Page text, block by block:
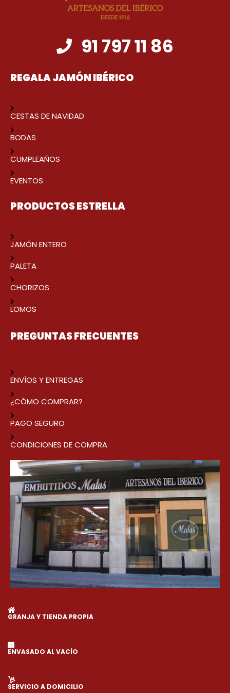
91 797 11 86
REGALA JAMÓN IBÉRICO
CESTAS DE NAVIDAD
BODAS
CUMPLEAÑOS
EVENTOS
PRODUCTOS ESTRELLA
JAMÓN ENTERO
PALETA
CHORIZOS
LOMOS
PREGUNTAS FRECUENTES
ENVÍOS Y ENTREGAS
¿CÓMO COMPRAR?
PAGO SEGURO
CONDICIONES DE COMPRA
GRANJA Y TIENDA PROPIA
ENVASADO AL VACÍO
SERVICIO A DOMICILIO